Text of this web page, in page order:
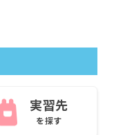
実習先
を探す